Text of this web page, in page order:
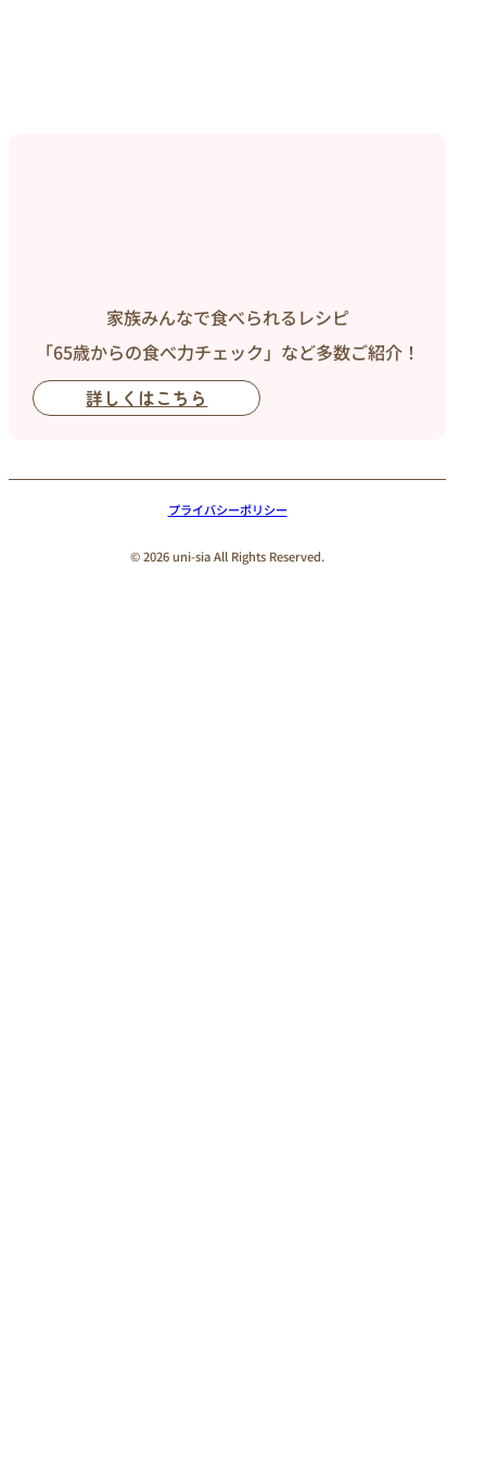
家族みんなで食べられるレシピ
「65歳からの食べ力チェック」など多数ご紹介！
詳しくはこちら
プライバシーポリシー
© 2026 uni-sia All Rights Reserved.